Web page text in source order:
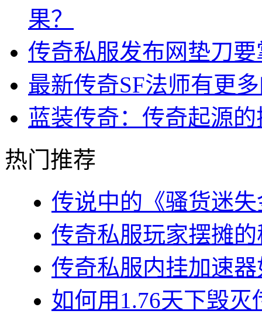
果？
传奇私服发布网垫刀
最新传奇SF法师有更
蓝装传奇：传奇起源
热门推荐
传说中的《骚货迷
传奇私服玩家摆摊
传奇私服内挂加速
如何用1.76天下毁灭